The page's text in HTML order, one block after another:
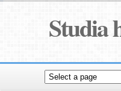
Studia